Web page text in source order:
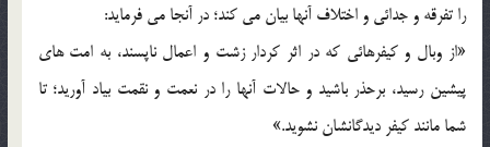
را تفرقه و جدائی و اختلاف آنها بیان می کند؛ در آنجا می فرماید:
«از وبال و کیفرهائی که در اثر کردار زشت و اعمال ناپسند، به امت های
پیشین رسید، برحذر باشید و حالات آنها را در نعمت و نقمت بیاد آورید؛ تا
شما مانند کیفر دیدگانشان نشوید.»